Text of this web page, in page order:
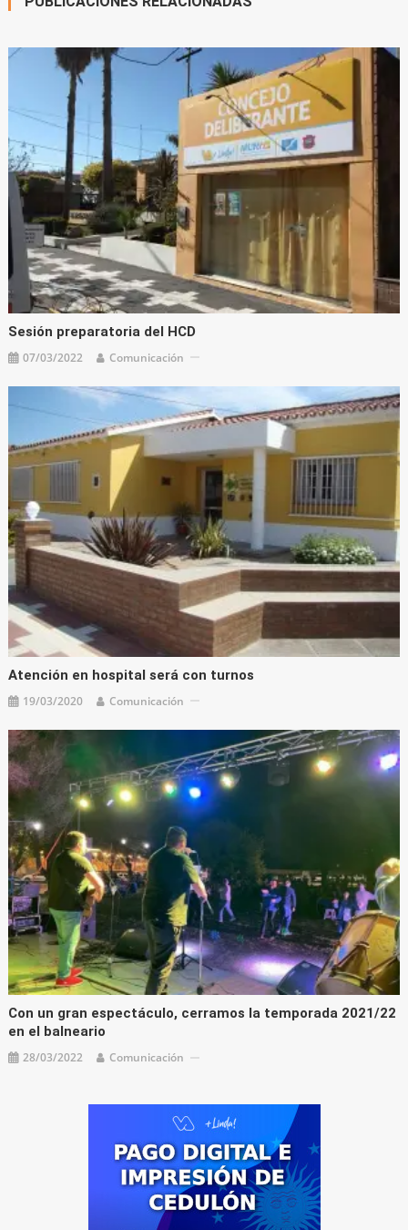
Sesión preparatoria del HCD
07/03/2022 Comunicación
Atención en hospital será con turnos
19/03/2020 Comunicación
Con un gran espectáculo, cerramos la temporada 2021/22
en el balneario
28/03/2022 Comunicación